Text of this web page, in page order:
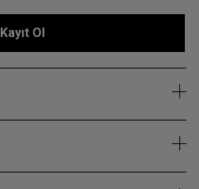
Kayıt Ol